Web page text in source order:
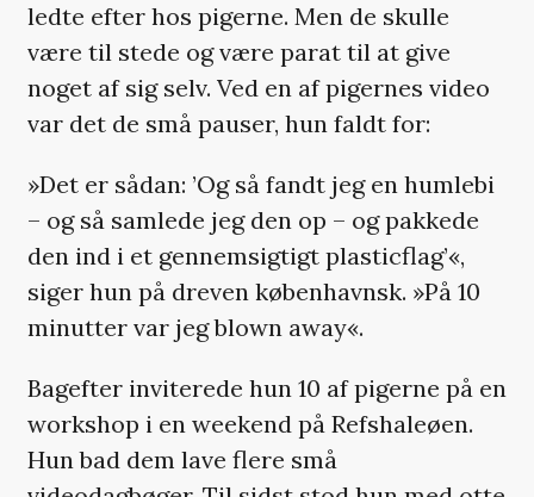
ledte efter hos pigerne. Men de skulle
være til stede og være parat til at give
noget af sig selv. Ved en af pigernes video
var det de små pauser, hun faldt for:
»Det er sådan: ’Og så fandt jeg en humlebi
– og så samlede jeg den op – og pakkede
den ind i et gennemsigtigt plasticflag’«,
siger hun på dreven københavnsk. »På 10
minutter var jeg blown away«.
Bagefter inviterede hun 10 af pigerne på en
workshop i en weekend på Refshaleøen.
Hun bad dem lave flere små